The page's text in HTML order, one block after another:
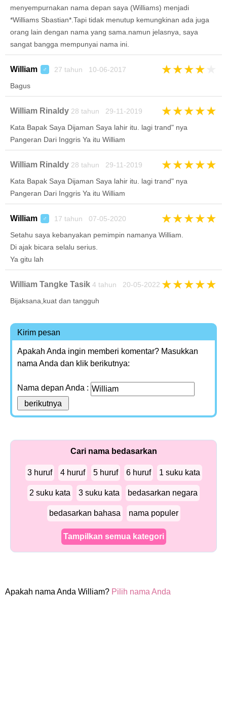
menyempurnakan nama depan saya (Williams) menjadi
*Williams Sbastian*.Tapi tidak menutup kemungkinan ada juga
orang lain dengan nama yang sama.namun jelasnya, saya
sangat bangga mempunyai nama ini.
William ♂ 27 tahun 10-06-2017 ★★★★
Bagus
William Rinaldy 28 tahun 29-11-2019 ★★★★★
Kata Bapak Saya Dijaman Saya lahir itu. lagi trand" nya
Pangeran Dari Inggris Ya itu William
William Rinaldy 28 tahun 29-11-2019 ★★★★★
Kata Bapak Saya Dijaman Saya lahir itu. lagi trand" nya
Pangeran Dari Inggris Ya itu William
William ♂ 17 tahun 07-05-2020 ★★★★★
Setahu saya kebanyakan pemimpin namanya William.
Di ajak bicara selalu serius.
Ya gitu lah
William Tangke Tasik 4 tahun 20-05-2022 ★★★★★
Bijaksana,kuat dan tangguh
Kirim pesan
Apakah Anda ingin memberi komentar? Masukkan
nama Anda dan klik berikutnya:
Nama depan Anda :
Cari nama bedasarkan
3 huruf 4 huruf 5 huruf 6 huruf 1 suku kata
2 suku kata 3 suku kata bedasarkan negara
bedasarkan bahasa nama populer
Tampilkan semua kategori
Apakah nama Anda William? Pilih nama Anda